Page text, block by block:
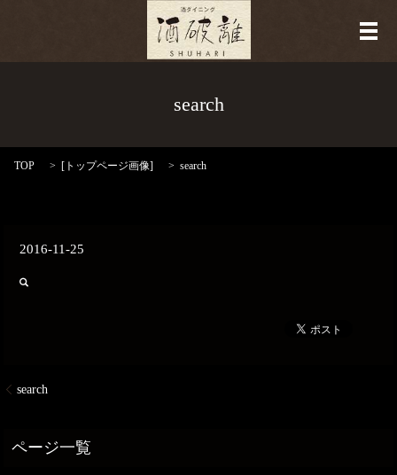
メ
search
TOP [ トップページ画像] search
2016-11-25
search